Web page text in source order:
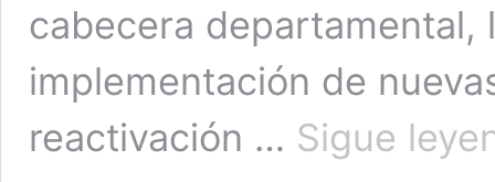
cabecera departamental,
implementación de
reactivación … Sigue